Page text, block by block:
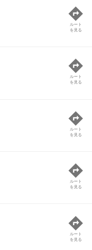
ルート
を見る
ルート
を見る
ルート
を見る
ルート
を見る
ルート
を見る